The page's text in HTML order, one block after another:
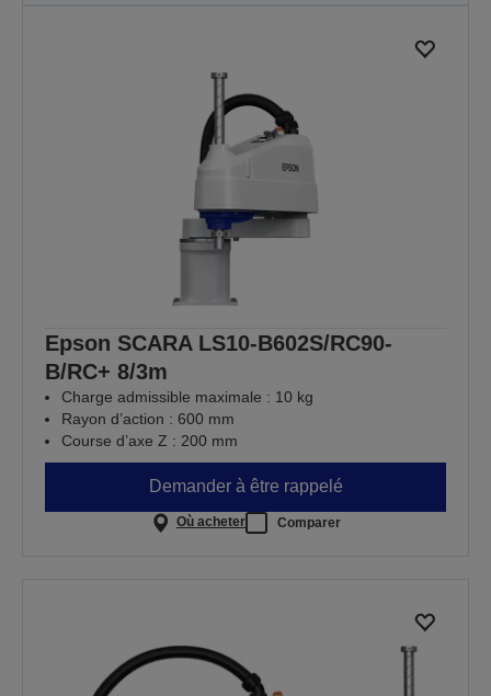
Epson SCARA LS10-B602S/RC90-
B/RC+ 8/3m
Charge admissible maximale : 10 kg
Rayon d’action : 600 mm
Course d’axe Z : 200 mm
Demander à être rappelé
Où acheter Comparer